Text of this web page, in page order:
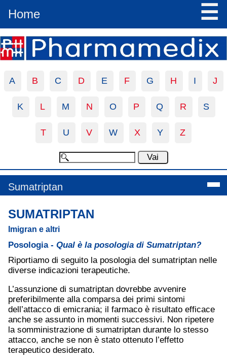
Home ☰
A B C D E F G H I J
K L M N O P Q R S
T U V W X Y Z
Sumatriptan
SUMATRIPTAN
Imigran e altri
Posologia - Qual è la posologia di Sumatriptan?
Riportiamo di seguito la posologia del sumatriptan nelle
diverse indicazioni terapeutiche.
L’assunzione di sumatriptan dovrebbe avvenire
preferibilmente alla comparsa dei primi sintomi
dell’attacco di emicrania; il farmaco è risultato efficace
anche se assunto in momenti successivi. Non ripetere
la somministrazione di sumatriptan durante lo stesso
attacco, anche se non è stato ottenuto l’effetto
terapeutico desiderato.